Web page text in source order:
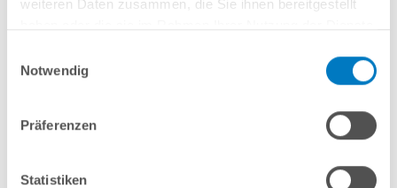
weiteren Daten zusammen, die Sie ihnen bereitgestellt
Notwendig
Präferenzen
Statistiken
info(at)poolsana.de Anfrageformular